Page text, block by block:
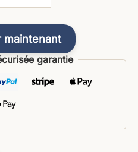
maintenant
garantie